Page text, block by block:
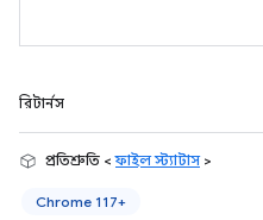
রিটার্নস
প্রতিশ্রুতি <ফাইল স্ট্যাটাস>
Chrome 117+